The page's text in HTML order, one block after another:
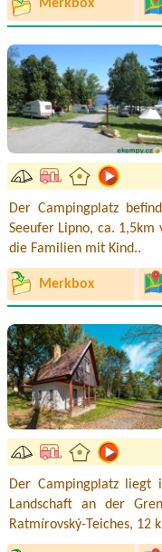
Merkbox
Der Campingplatz
Seeufer Lipno, ca.
die Familien mit Kind..
Merkbox
Der Campingplatz liegt
Landschaft an der
Ratmírovský-Teiches, 12